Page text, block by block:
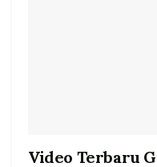
Video Terbaru